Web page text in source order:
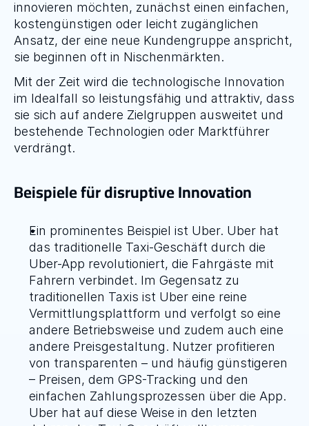
innovieren möchten, zunächst einen einfachen,
kostengünstigen oder leicht zugänglichen
Ansatz, der eine neue Kundengruppe anspricht,
sie beginnen oft in Nischenmärkten.
Mit der Zeit wird die technologische Innovation
im Idealfall so leistungsfähig und attraktiv, dass
sie sich auf andere Zielgruppen ausweitet und
bestehende Technologien oder Marktführer
verdrängt.
Beispiele für disruptive Innovation
Ein prominentes Beispiel ist Uber. Uber hat
das traditionelle Taxi-Geschäft durch die
Uber-App revolutioniert, die Fahrgäste mit
Fahrern verbindet. Im Gegensatz zu
traditionellen Taxis ist Uber eine reine
Vermittlungsplattform und verfolgt so eine
andere Betriebsweise und zudem auch eine
andere Preisgestaltung. Nutzer profitieren
von transparenten – und häufig günstigeren
– Preisen, dem GPS-Tracking und den
einfachen Zahlungsprozessen über die App.
Uber hat auf diese Weise in den letzten